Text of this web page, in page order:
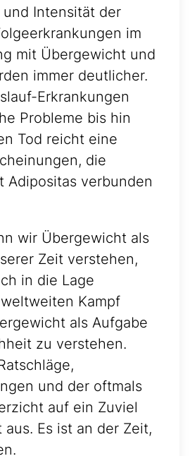
Intensität der
im
mit Übergewicht und
immer deutlicher.
Erkrankungen
Probleme bis hin
Tod reicht eine
die
Adipositas verbunden
wir Übergewicht als
Zeit verstehen,
in die Lage
Kampf
als Aufgabe
zu verstehen.
und der oftmals
auf ein Zuviel
Es ist an der Zeit,